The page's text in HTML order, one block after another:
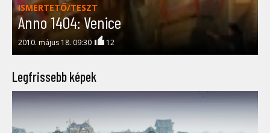
ISMERTETŐ/TESZT
Anno 1404: Venice
2010. május 18. 09:30 12
Legfrissebb képek